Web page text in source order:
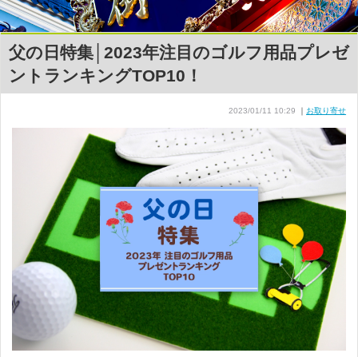
父の日特集│2023年注目のゴルフ用品プレゼ
ントランキングTOP10！
2023/01/11 10:29 ｜ お取り寄せ